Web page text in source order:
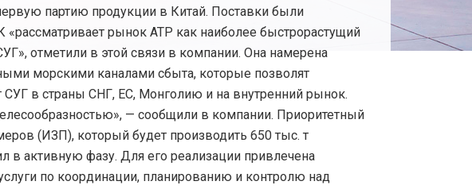
партию продукции в Китай. Поставки были
рынок АТР как наиболее быстрорастущий
отметили в этой связи в компании. Она намерена
морскими каналами сбыта, которые позволят
в страны СНГ, ЕС, Монголию и на внутренний рынок.
— сообщили в компании. Приоритетный
(ИЗП), который будет производить 650 тыс. т
в активную фазу. Для его реализации привлечена
по координации, планированию и контролю над